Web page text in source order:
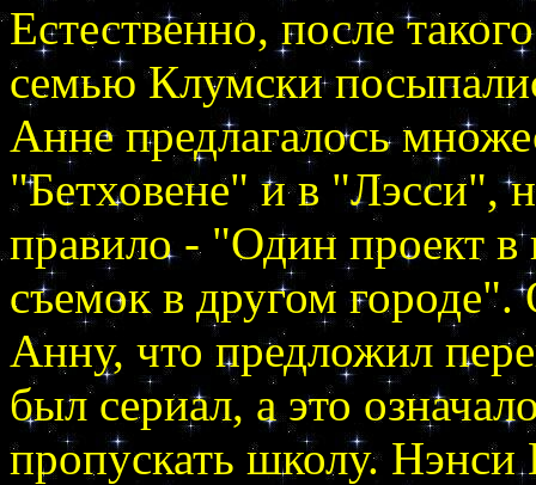
Естественно, после
семью Клумски
Анне предлагалось
"Бетховене" и в "Лэсси",
правило - "Один проект
съемок в другом
Анну, что предложил
был сериал, а это
пропускать школу. Нэнси